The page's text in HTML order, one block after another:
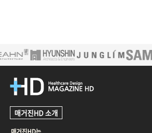
매거진HD 소개